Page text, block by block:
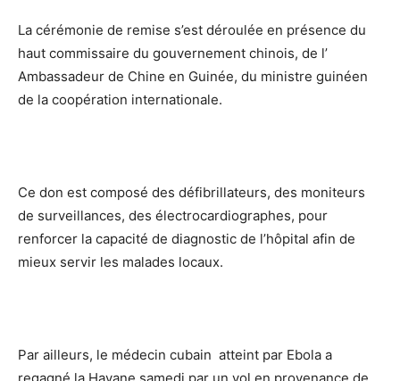
La cérémonie de remise s’est déroulée en présence du
haut commissaire du gouvernement chinois, de l’
Ambassadeur de Chine en Guinée, du ministre guinéen
de la coopération internationale.
Ce don est composé des défibrillateurs, des moniteurs
de surveillances, des électrocardiographes, pour
renforcer la capacité de diagnostic de l’hôpital afin de
mieux servir les malades locaux.
Par ailleurs, le médecin cubain atteint par Ebola a